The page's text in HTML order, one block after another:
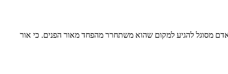
מסוגל להגיע למקום שהוא משתחרר מהפחד מאור הפנים. כי אור